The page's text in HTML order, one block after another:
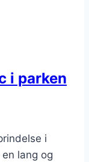
i parken
i
lang og